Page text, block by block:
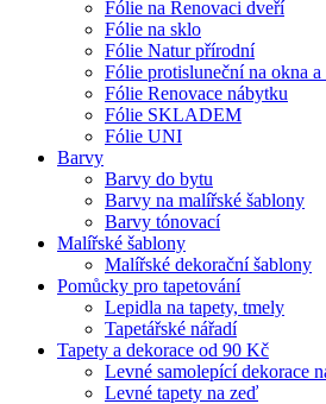
Fólie na Renovaci dveří
Fólie na sklo
Fólie Natur přírodní
Fólie protisluneční na okna a
Fólie Renovace nábytku
Fólie SKLADEM
Fólie UNI
Barvy
Barvy do bytu
Barvy na malířské šablony
Barvy tónovací
Malířské šablony
Malířské dekorační šablony
Pomůcky pro tapetování
Lepidla na tapety, tmely
Tapetářské nářadí
Tapety a dekorace od 90 Kč
Levné samolepící dekorace
Levné tapety na zeď